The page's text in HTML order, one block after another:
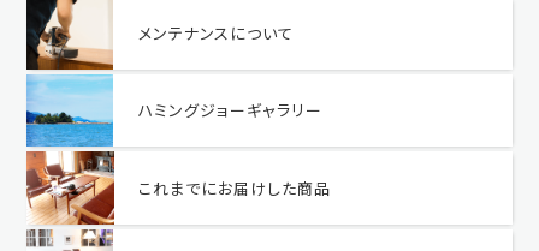
メンテナンスについて
ハミングジョーギャラリー
これまでにお届けした商品